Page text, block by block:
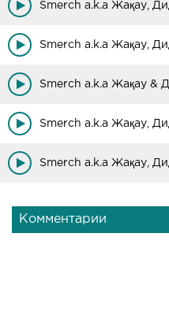
Smerch a.k.a Жақау,
Smerch a.k.a Жақау,
Комментарии